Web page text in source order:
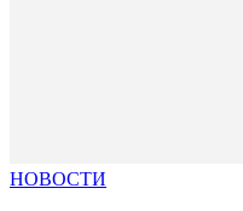
НОВОСТИ